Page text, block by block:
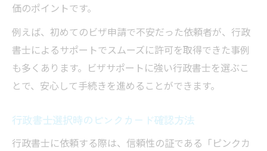
価のポイントです。
例えば、初めてのビザ申請で不安だった依頼者が、行政
書士によるサポートでスムーズに許可を取得できた事例
も多くあります。ビザサポートに強い行政書士を選ぶこ
とで、安心して手続きを進めることができます。
行政書士選択時のピンクカード確認方法
行政書士に依頼する際は、信頼性の証である「ピンクカ